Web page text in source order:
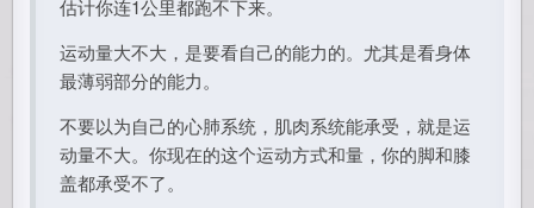
估计你连1公里都跑不下来。
运动量大不大，是要看自己的能力的。尤其是看身体
最薄弱部分的能力。
不要以为自己的心肺系统，肌肉系统能承受，就是运
动量不大。你现在的这个运动方式和量，你的脚和膝
盖都承受不了。